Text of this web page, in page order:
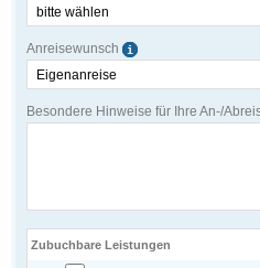
Anreisewunsch
Besondere Hinweise für Ihre An-/
Zubuchbare Leistungen